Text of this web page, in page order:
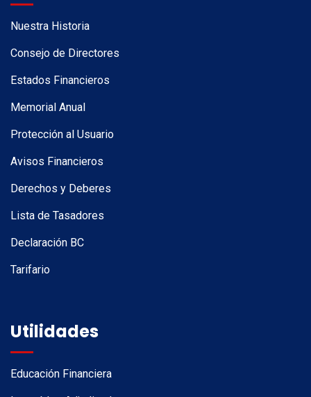
Nuestra Historia
Consejo de Directores
Estados Financieros
Memorial Anual
Protección al Usuario
Avisos Financieros
Derechos y Deberes
Lista de Tasadores
Declaración BC
Tarifario
Utilidades
Educación Financiera